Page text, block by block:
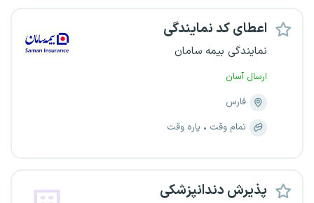
اعطای کد نمایندگی
نمایندگی بیمه سامان
ارسال آسان
فارس
تمام وقت
پاره وقت
پذیرش دندانپزشکی